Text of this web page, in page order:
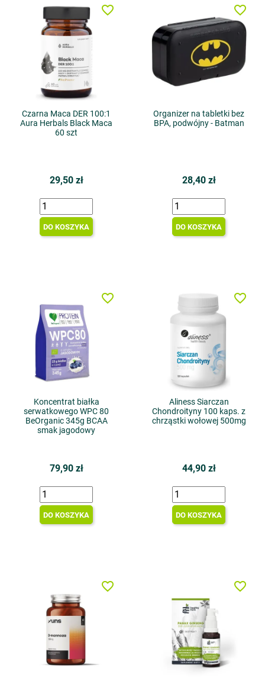
Czarna Maca DER 100:1
Aura Herbals Black Maca
60 szt
29,50 zł
DO KOSZYKA
favorite_border
Organizer na tabletki bez
BPA, podwójny - Batman
28,40 zł
DO KOSZYKA
favorite_border
Koncentrat białka
serwatkowego WPC 80
BeOrganic 345g BCAA
smak jagodowy
79,90 zł
DO KOSZYKA
favorite_border
Aliness Siarczan
Chondroityny 100 kaps. z
chrząstki wołowej 500mg
44,90 zł
DO KOSZYKA
favorite_border
favorite_border favorite_border